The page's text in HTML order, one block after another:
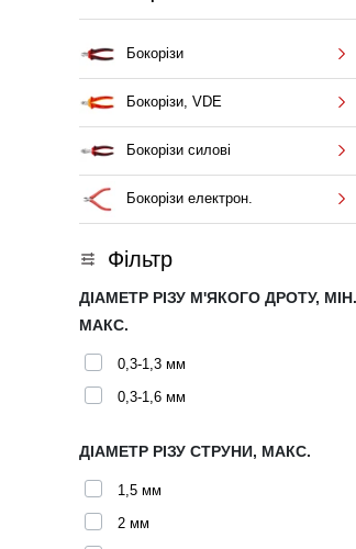
Бокорізи
Бокорізи, VDE
Бокорізи силові
Бокорізи електрон.
Фільтр
ДІАМЕТР РІЗУ М'ЯКОГО ДРОТУ,
МАКС.
0,3-1,3 мм
0,3-1,6 мм
ДІАМЕТР РІЗУ СТРУНИ, МАКС.
1,5 мм
2 мм